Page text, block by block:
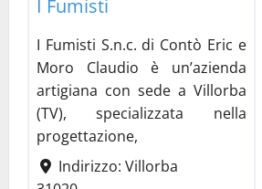
I Fumisti
I Fumisti S.n.c. di Contò Eric e
Moro Claudio è un’azienda
artigiana con sede a Villorba
(TV), specializzata nella
progettazione,
Indirizzo: Villorba